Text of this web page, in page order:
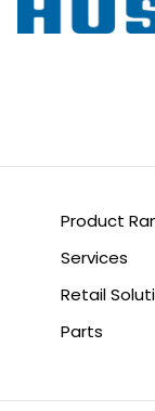
Product
Services
Retail
Parts